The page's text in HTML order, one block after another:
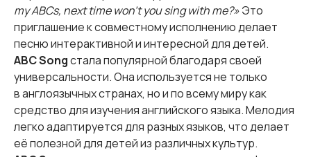
my ABCs, next time won’t you sing with me?»Это
приглашение к совместному исполнению делает
песню интерактивной и интересной для детей.
ABC Songстала популярной благодаря своей
универсальности. Она используется не только
в англоязычных странах, но и по всему миру как
средство для изучения английского языка. Мелодия
легко адаптируется для разных языков, что делает
её полезной для детей из различных культур.